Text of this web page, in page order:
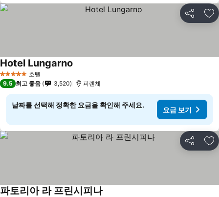
공유 즐
5 성급 호텔
Hotel Lungarno
9.5 최고 좋음 3,520 피렌체
날짜를 선택해 정확한 요금을 확인해 주세요.
요금 보기
공유 즐
파토리아 라 프린시피나